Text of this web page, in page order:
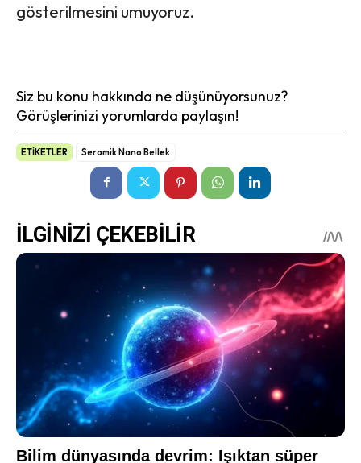
gösterilmesini umuyoruz.
Siz bu konu hakkında ne düşünüyorsunuz?
Görüşlerinizi yorumlarda paylaşın!
ETİKETLER Seramik Nano Bellek